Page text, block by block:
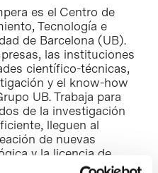
es el Centro de
Tecnología e
de Barcelona (UB).
las instituciones
científico-técnicas,
y el know-how
UB. Trabaja para
de la investigación
lleguen al
de nuevas
y la licencia de
el espíritu